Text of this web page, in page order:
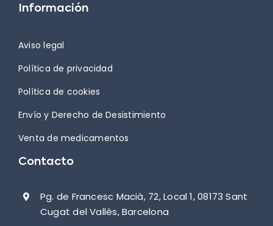
Información
Aviso legal
Política de privacidad
Política de cookies
Envío y Derecho de Desistimiento
Venta de medicamentos
Contacto
Pg. de Francesc Macià, 72, Local 1, 08173 Sant
Cugat del Vallès, Barcelona